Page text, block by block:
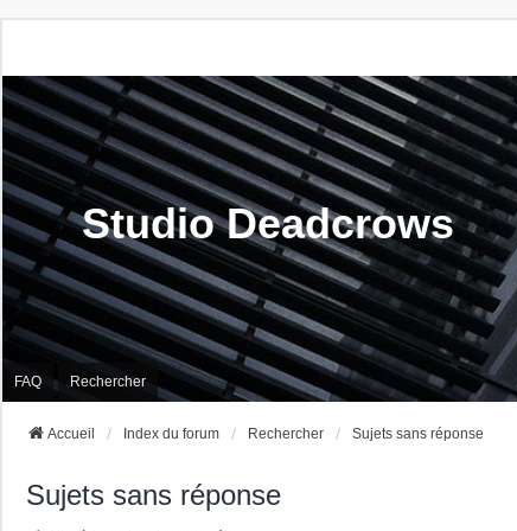
Studio Deadcrows
FAQ Rechercher
Accueil Index du forum Rechercher Sujets sans réponse
Sujets sans réponse